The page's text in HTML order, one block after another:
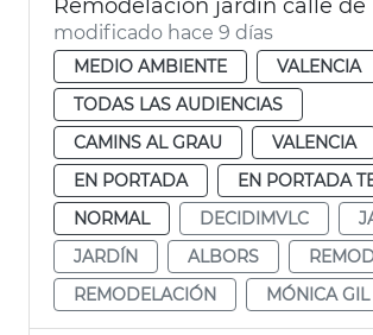
modificado hace 9 días
MEDIO AMBIENTE
VALENCIA
TODAS LAS AUDIENCIAS
CAMINS AL GRAU
VALENCIA
EN PORTADA
EN PORTADA
NORMAL
DECIDIMVLC
JARDÍN
ALBORS
REMODELACIÓN
MÓNICA GIL